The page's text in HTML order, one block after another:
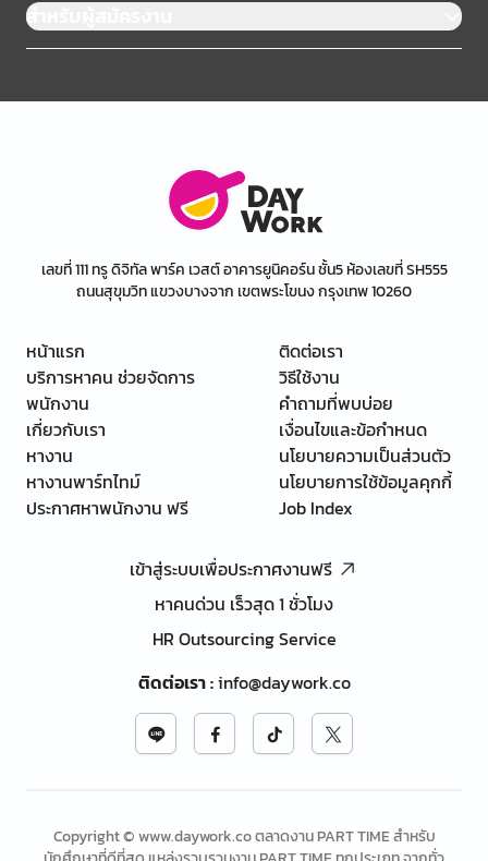
สำหรับผู้สมัครงาน
เลขที่ 111 ทรู ดิจิทัล พาร์ค เวสต์ อาคารยูนิคอร์น ชั้น5 ห้องเลขที่ SH555
ถนนสุขุมวิท แขวงบางจาก เขตพระโขนง กรุงเทพ 10260
หน้าแรก
บริการหาคน ช่วยจัดการ
พนักงาน
เกี่ยวกับเรา
หางาน
หางานพาร์ทไทม์
ประกาศหาพนักงาน ฟรี
ติดต่อเรา
วิธีใช้งาน
คำถามที่พบบ่อย
เงื่อนไขและข้อกำหนด
นโยบายความเป็นส่วนตัว
นโยบายการใช้ข้อมูลคุกกี้
Job Index
เข้าสู่ระบบเพื่อประกาศงานฟรี
หาคนด่วน เร็วสุด 1 ชั่วโมง
HR Outsourcing Service
ติดต่อเรา:info@daywork.co
Copyright © www.daywork.co ตลาดงาน PART TIME สำหรับ